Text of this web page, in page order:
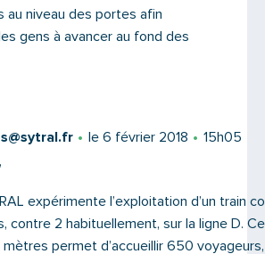
au niveau des portes afin
gens à avancer au fond des
le 6 février 2018
15h05
expérimente l’exploitation d’un train
contre 2 habituellement, sur la ligne D.
mètres permet d’accueillir 650